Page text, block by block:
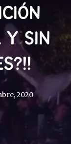
Y SIN
2020